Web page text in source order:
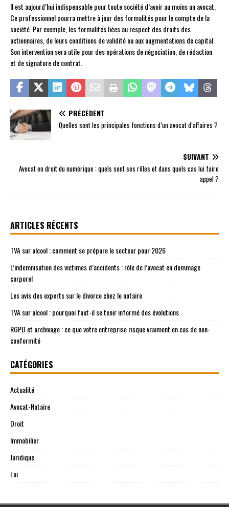
Il est aujourd’hui indispensable pour toute société d’avoir au moins un avocat.
Ce professionnel pourra mettre à jour des formalités pour le compte de la
société. Par exemple, les formalités liées au respect des droits des
actionnaires, de leurs conditions de validité ou aux augmentations de capital.
Son intervention sera utile pour des opérations de négociation, de rédaction
et de signature de contrat.
PRÉCÉDENT
Quelles sont les principales fonctions d’un avocat d’affaires ?
SUIVANT
Avocat en droit du numérique : quels sont ses rôles et dans quels cas lui faire
appel ?
ARTICLES RÉCENTS
TVA sur alcool : comment se prépare le secteur pour 2026
L’indemnisation des victimes d’accidents : rôle de l’avocat en dommage
corporel
Les avis des experts sur le divorce chez le notaire
TVA sur alcool : pourquoi faut-il se tenir informé des évolutions
RGPD et archivage : ce que votre entreprise risque vraiment en cas de non-
conformité
CATÉGORIES
Actualité
Avocat-Notaire
Droit
Immobilier
Juridique
Loi